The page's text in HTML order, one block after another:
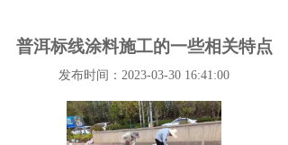
普洱标线涂料施工的一些相关特点
发布时间：2023-03-30 16:41:00